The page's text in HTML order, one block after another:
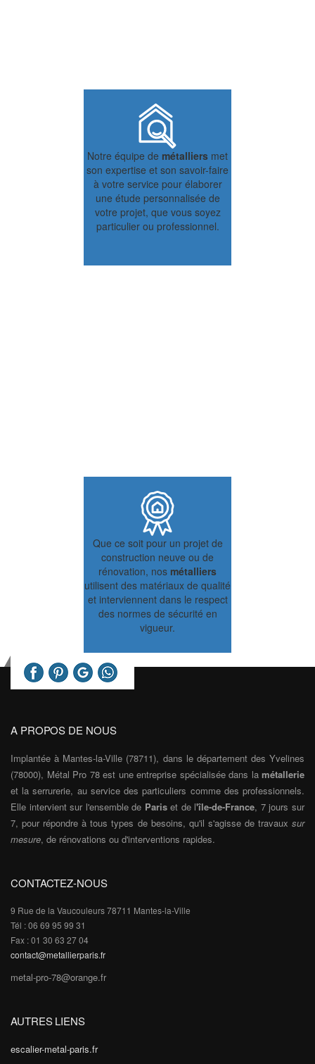
Notre équipe de métalliers met
son expertise et son savoir-faire
à votre service pour élaborer
une étude personnalisée de
votre projet, que vous soyez
particulier ou professionnel.
Que ce soit pour un projet de
construction neuve ou de
rénovation, nos métalliers
utilisent des matériaux de qualité
et interviennent dans le respect
des normes de sécurité en
vigueur.
A PROPOS DE NOUS
Implantée à Mantes-la-Ville (78711), dans le département des Yvelines
(78000), Métal Pro 78 est une entreprise spécialisée dans la métallerie
et la serrurerie, au service des particuliers comme des professionnels.
Elle intervient sur l'ensemble de Pariset de l'île-de-France, 7 jours sur
7, pour répondre à tous types de besoins, qu'il s'agisse de travaux sur
mesure, de rénovations ou d'interventions rapides.
CONTACTEZ-NOUS
9 Rue de la Vaucouleurs 78711 Mantes-la-Ville
Tél : 06 69 95 99 31
Fax : 01 30 63 27 04
contact@metallierparis.fr
metal-pro-78@orange.fr
AUTRES LIENS
escalier-metal-paris.fr